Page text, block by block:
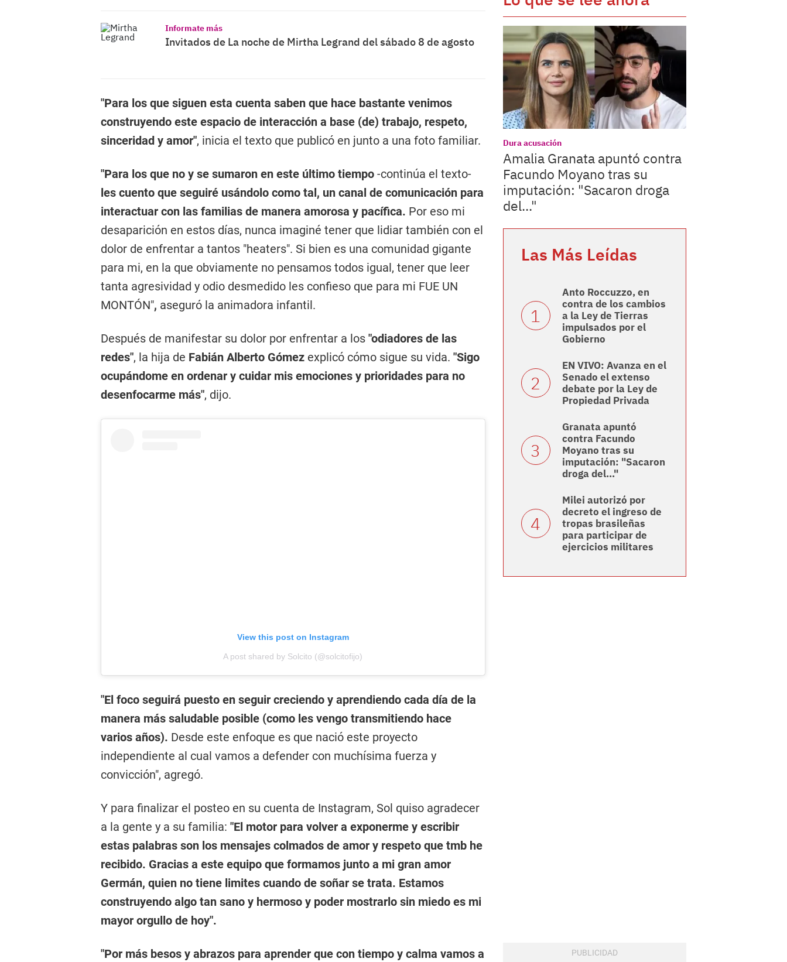
Informate más
Invitados de La noche de Mirtha Legrand del sábado 8 de agosto
"Para los que siguen esta cuenta saben que hace bastante venimos
construyendo este espacio de interacción a base (de) trabajo, respeto,
sinceridad y amor", inicia el texto que publicó en junto a una foto familiar.
"Para los que no y se sumaron en este último tiempo -continúa el texto-
les cuento que seguiré usándolo como tal, un canal de comunicación para
interactuar con las familias de manera amorosa y pacífica. Por eso mi
desaparición en estos días, nunca imaginé tener que lidiar también con el
dolor de enfrentar a tantos "heaters". Si bien es una comunidad gigante
para mi, en la que obviamente no pensamos todos igual, tener que leer
tanta agresividad y odio desmedido les confieso que para mi FUE UN
MONTÓN", aseguró la animadora infantil.
Después de manifestar su dolor por enfrentar a los "odiadores de las
redes", la hija de Fabián Alberto Gómez explicó cómo sigue su vida. "Sigo
ocupándome en ordenar y cuidar mis emociones y prioridades para no
desenfocarme más", dijo.
View this post on Instagram
A post shared by Solcito (@solcitofijo)
"El foco seguirá puesto en seguir creciendo y aprendiendo cada día de la
manera más saludable posible (como les vengo transmitiendo hace
varios años). Desde este enfoque es que nació este proyecto
independiente al cual vamos a defender con muchísima fuerza y
convicción", agregó.
Y para finalizar el posteo en su cuenta de Instagram, Sol quiso agradecer
a la gente y a su familia: "El motor para volver a exponerme y escribir
estas palabras son los mensajes colmados de amor y respeto que tmb he
recibido. Gracias a este equipo que formamos junto a mi gran amor
Germán, quien no tiene limites cuando de soñar se trata. Estamos
construyendo algo tan sano y hermoso y poder mostrarlo sin miedo es mi
mayor orgullo de hoy".
"Por más besos y abrazos para aprender que con tiempo y calma vamos a
Dura acusación
Amalia Granata apuntó contra
Facundo Moyano tras su
imputación: "Sacaron droga
del..."
Las Más Leídas
Anto Roccuzzo, en
contra de los cambios
a la Ley de Tierras
impulsados por el
Gobierno
EN VIVO: Avanza en el
Senado el extenso
debate por la Ley de
Propiedad Privada
Granata apuntó
contra Facundo
Moyano tras su
imputación: "Sacaron
droga del..."
Milei autorizó por
decreto el ingreso de
tropas brasileñas
para participar de
ejercicios militares